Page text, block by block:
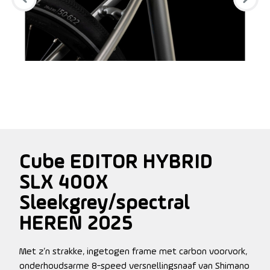
Cube EDITOR HYBRID
SLX 400X
Sleekgrey/spectral
HEREN 2025
Met z’n strakke, ingetogen frame met carbon voorvork,
onderhoudsarme 8-speed versnellingsnaaf van Shimano